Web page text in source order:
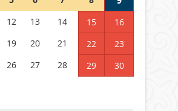
қалай дауыс бере
12 13 14 15
16
19 20 21 22
23
26 27 28 29
30